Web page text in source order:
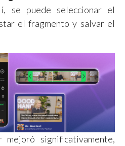
se puede seleccionar el
el fragmento y salvar el
significativamente,